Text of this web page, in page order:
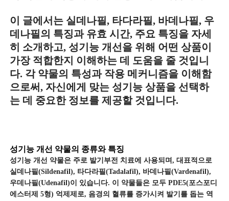
이 글에서는 실데나필, 타다라필, 바데나필, 우
데나필의 특징과 유효 시간, 주요 특징을 자세
히 소개하고, 성기능 개선을 위해 어떤 상품이
가장 적합한지 이해하는 데 도움을 줄 것입니
다. 각 약물의 특성과 작용 메커니즘을 이해함
으로써, 자신에게 맞는 성기능 상품을 선택하
는 데 중요한 정보를 제공할 것입니다.
성기능 개선 약물의 종류와 특징
성기능 개선 약물은 주로 발기부전 치료에 사용되며, 대표적으로
실데나필(Sildenafil), 타다라필(Tadalafil), 바데나필(Vardenafil),
우데나필(Udenafil)이 있습니다. 이 약물들은 모두 PDE5(포스포디
에스터제 5형) 억제제로, 음경의 혈류를 증가시켜 발기를 돕는 역